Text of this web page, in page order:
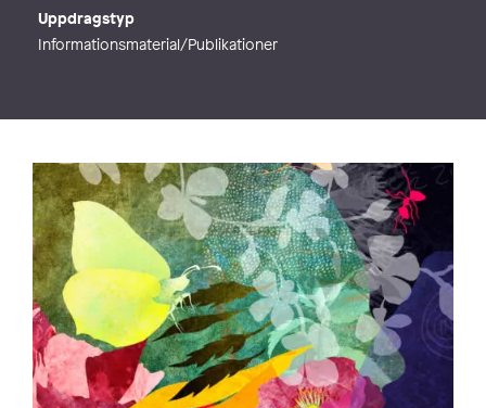
Uppdragstyp
Informationsmaterial/Publikationer